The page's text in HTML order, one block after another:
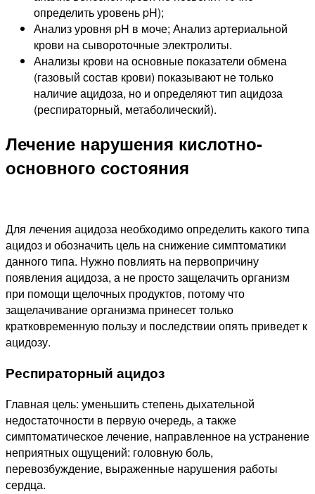
определить уровень pH);
Анализ уровня pH в моче; Анализ артериальной
крови на сывороточные электролиты.
Анализы крови на основные показатели обмена
(газовый состав крови) показывают не только
наличие ацидоза, но и определяют тип ацидоза
(респираторный, метаболический).
Лечение нарушения кислотно-
основного состояния
Для лечения ацидоза необходимо определить какого типа
ацидоз и обозначить цель на снижение симптоматики
данного типа. Нужно повлиять на первопричину
появления ацидоза, а не просто защелачить организм
при помощи щелочных продуктов, потому что
защелачивание организма принесет только
кратковременную пользу и последствии опять приведет к
ацидозу.
Респираторный ацидоз
Главная цель: уменьшить степень дыхательной
недостаточности в первую очередь, а также
симптоматическое лечение, направленное на устранение
неприятных ощущений: головную боль,
перевозбуждение, выраженные нарушения работы
сердца.